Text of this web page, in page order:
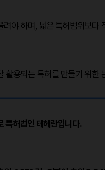
려야 하며, 넓은 특허범위보다
활용되는 특허를 만들기 위한
특허법인 테헤란입니다.